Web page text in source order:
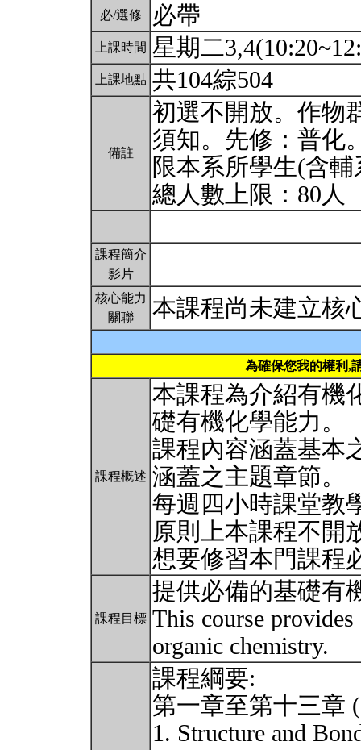
必/選修 必帶
上課時間 星期二
上課地點 共104綜504
備註
初選不開放。作物
須知。先修：普化
限本系所學生(含
總人數上限：80人
課程簡介
影片
核心能力
關聯
本課程尚未建立核
為確保您我的權利,
課程概述
本課程為介紹有機
礎有機化學能力。
課程內容涵蓋基本
涵蓋之主題章節。
每週四小時課堂教
原則上本課程不開
想要修習本門課程
課程目標
提供必備的基礎有
This course
organic chemistry.
課程綱要:
第一章至第十三章
1. Structure and